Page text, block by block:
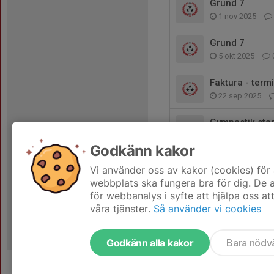
Grund 7
1 nov 2025
Grund 7
5 okt 2025
Faktura -
22 sep 2025
Gymnastik
14 aug 2025
Godkänn kakor
Vi använder oss av kakor (cookies)
webbplats ska fungera bra för dig. De
för webbanalys i syfte att hjälpa oss
våra tjänster. Så använder vi cookies
Godkänn alla kakor Bara